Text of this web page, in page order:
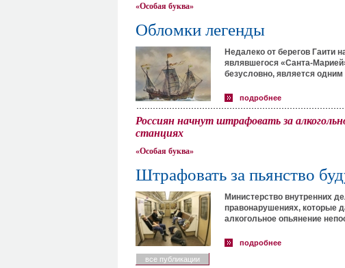
«Особая буква»
Обломки легенды
Недалеко от берегов Гаити
являвшегося «Санта-
безусловно, является
подробнее
Россиян начнут штрафовать за
станциях
«Особая буква»
Штрафовать за пьянство
Министерство внутренних
правонарушениях, которые
алкогольное опьянение
подробнее
все публикации